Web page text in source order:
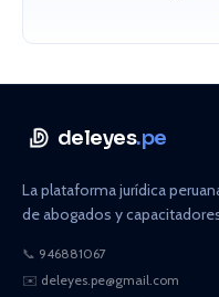
deleyes.pe
La plataforma jurídica
de abogados y
📞 946881067
✉️ deleyes.pe@gmail.com